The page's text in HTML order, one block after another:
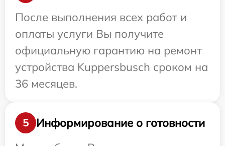
После выполнения всех работ и
оплаты услуги Вы получите
официальную гарантию на ремонт
устройства Kuppersbusch сроком на
36 месяцев.
5
Информирование о готовности